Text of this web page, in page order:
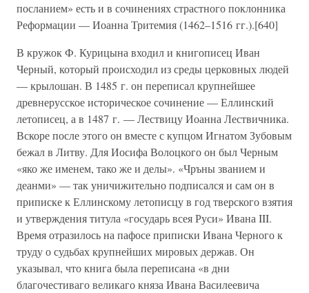
посланием» есть и в сочинениях страстного поклонника
Реформации — Иоанна Тритемия (1462–1516 гг.).[640]
В кружок Ф. Курицына входил и книгописец Иван
Черный, который происходил из среды церковных людей
— крылошан. В 1485 г. он переписал крупнейшее
древнерусское историческое сочинение — Еллинский
летописец, а в 1487 г. — Лествицу Иоанна Лествичника.
Вскоре после этого он вместе с купцом Игнатом Зубовым
бежал в Литву. Для Иосифа Волоцкого он был Черным
«яко же именем, тако же и делы». «Чръны званием и
деанми» — так уничижительно подписался и сам он в
приписке к Еллинскому летописцу в год тверского взятия
и утверждения титула «государь всея Руси» Ивана III.
Время отразилось на пафосе приписки Ивана Черного к
труду о судьбах крупнейших мировых держав. Он
указывал, что книга была переписана «в дни
благочестиваго великаго княза Ивана Василеевича